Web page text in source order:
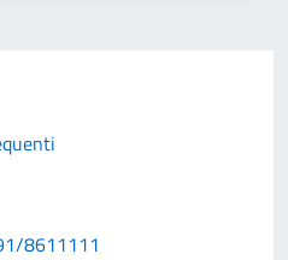
8611111